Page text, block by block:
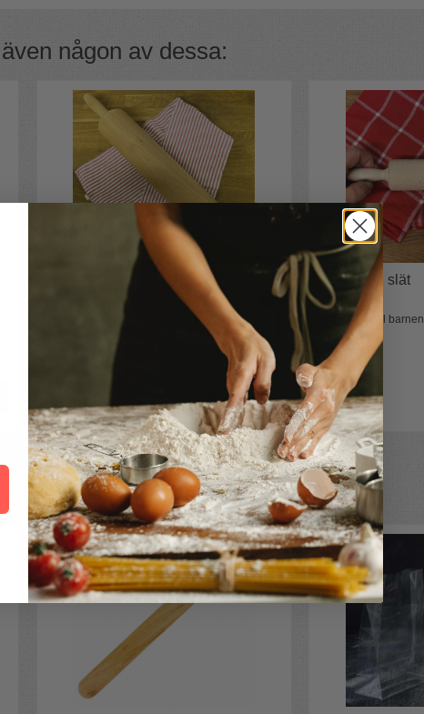
underhåll
redskap
någon av dessa:
Kavel stor i trä
"Härlig tyngd men enkel att kavla med" ⭐️⭐️⭐️є...
Barnkavel slät
Liten kavel till barnen
67 kr
köpte även